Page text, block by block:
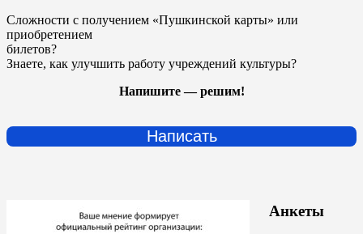
Сложности с получением «Пушкинской карты» или
приобретением
билетов?
Знаете, как улучшить работу учреждений культуры?
Напишите — решим!
Написать
Анкеты